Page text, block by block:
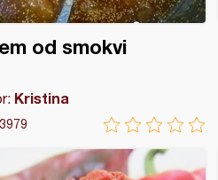
od smokvi
Kristina
3979